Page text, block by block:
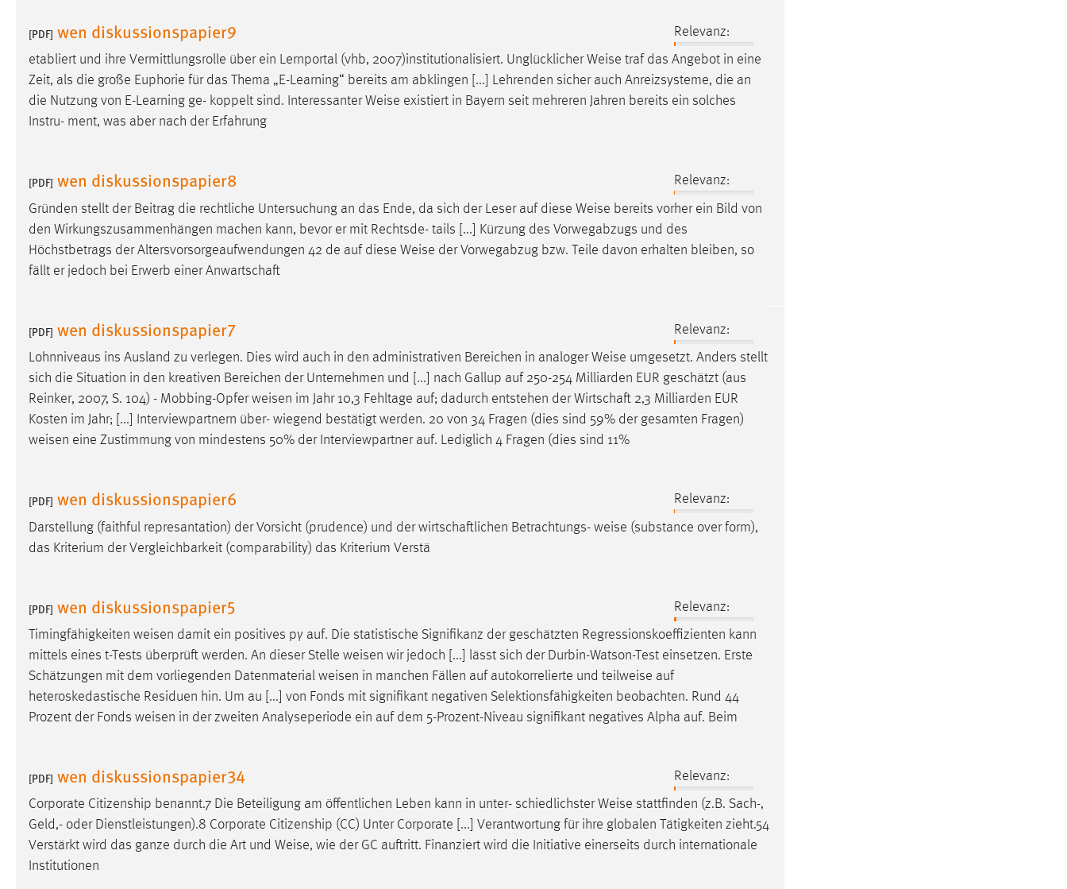
[PDF] wen diskussionspapier9
Relevanz:
etabliert und ihre Vermittlungsrolle über ein Lernportal (vhb, 2007)institutionalisiert. UnglücklicherWeise traf das Angebot in eine
Zeit, als die große Euphorie für das Thema „E-Learning“ bereits am abklingen [...] Lehrenden sicher auch Anreizsysteme, die an
die Nutzung von E-Learning ge- koppelt sind. InteressanterWeise existiert in Bayern seit mehreren Jahren bereits ein solches
Instru- ment, was aber nach der Erfahrung
[PDF] wen diskussionspapier8
Relevanz:
Gründen stellt der Beitrag die rechtliche Untersuchung an das Ende, da sich der Leser auf diese Weise bereits vorher ein Bild von
den Wirkungszusammenhängen machen kann, bevor er mit Rechtsde- tails [...] Kürzung des Vorwegabzugs und des
Höchstbetrags der Altersvorsorgeaufwendungen 42 de auf diese Weise der Vorwegabzug bzw. Teile davon erhalten bleiben, so
fällt er jedoch bei Erwerb einer Anwartschaft
[PDF] wen diskussionspapier7
Relevanz:
Lohnniveaus ins Ausland zu verlegen. Dies wird auch in den administrativen Bereichen in analogerWeise umgesetzt. Anders stellt
sich die Situation in den kreativen Bereichen der Unternehmen und [...] nach Gallup auf 250-254 Milliarden EUR geschätzt (aus
Reinker, 2007, S. 104) - Mobbing-Opferweisen im Jahr 10,3 Fehltage auf; dadurch entstehen der Wirtschaft 2,3 Milliarden EUR
Kosten im Jahr; [...] Interviewpartnern über- wiegend bestätigt werden. 20 von 34 Fragen (dies sind 59% der gesamten Fragen)
weisen eine Zustimmung von mindestens 50% der Interviewpartner auf. Lediglich 4 Fragen (dies sind 11%
[PDF] wen diskussionspapier6
Relevanz:
Darstellung (faithful represantation) der Vorsicht (prudence) und der wirtschaftlichen Betrachtungs- weise (substance over form),
das Kriterium der Vergleichbarkeit (comparability) das Kriterium Verstä
[PDF] wen diskussionspapier5
Relevanz:
Timingfähigkeiten weisen damit ein positives pγ auf. Die statistische Signifikanz der geschätzten Regressionskoeffizienten kann
mittels eines t-Tests überprüft werden. An dieser Stelle weisen wir jedoch [...] lässt sich der Durbin-Watson-Test einsetzen. Erste
Schätzungen mit dem vorliegenden Datenmaterial weisen in manchen Fällen auf autokorrelierte und teilweise auf
heteroskedastische Residuen hin. Um au [...] von Fonds mit signifikant negativen Selektionsfähigkeiten beobachten. Rund 44
Prozent der Fonds weisen in der zweiten Analyseperiode ein auf dem 5-Prozent-Niveau signifikant negatives Alpha auf. Beim
[PDF] wen diskussionspapier34
Relevanz:
Corporate Citizenship benannt.7 Die Beteiligung am öffentlichen Leben kann in unter- schiedlichsterWeise stattfinden (z.B. Sach-,
Geld,- oder Dienstleistungen).8 Corporate Citizenship (CC) Unter Corporate [...] Verantwortung für ihre globalen Tätigkeiten zieht.54
Verstärkt wird das ganze durch die Art und Weise, wie der GC auftritt. Finanziert wird die Initiative einerseits durch internationale
Institutionen
Performance
Name: staticfilecache
Zweck:
Für performante Seitenauslieferung wird
in diesem Cookie gespeichert, ob man
eingeloggt ist.
Zweck:
Das Cookie speichert die gewählte
Sprache der Website.
Cookie Laufzeit: 30 Tage
Name:
MibewSessionID, MIBEW_UserID,
mibew_locale, mibew-chat-frame-style-
Zweck:
Wird benötigt um die Chatfunktion
nutzen zu können.
Sitzungslaufzeit, mibew_locale = 3
der Website einloggen zu können.
Cookie Laufzeit: 24 Stunden
Diese Informationen helfen uns zu verstehen, wie
unsere Besucher unsere Website nutzen.
Matomo
Name: